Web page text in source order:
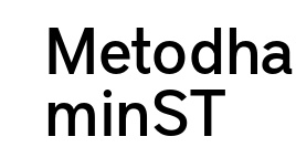
minST